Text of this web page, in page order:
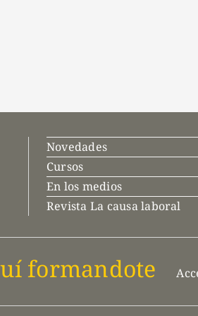
Novedades
Cursos
En los medios
Revista La causa laboral
formandote